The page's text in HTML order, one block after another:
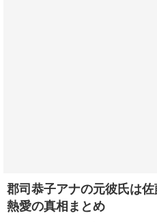
郡司恭子アナの元彼氏は
熱愛の真相まとめ